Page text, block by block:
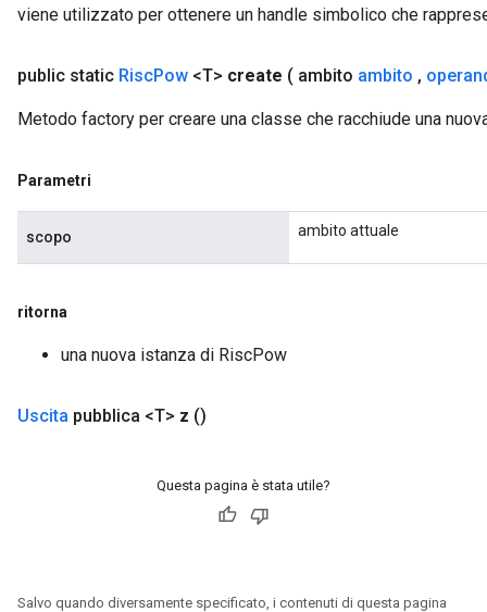
viene utilizzato per ottenere un handle simbolico che
public static RiscPow <T> create ( ambito ambito ,
Metodo factory per creare una classe che racchiude una
Parametri
scopo ambito attuale
ritorna
una nuova istanza di RiscPow
Uscita pubblica <T> z ()
Questa pagina è stata utile?
Salvo quando diversamente specificato, i contenuti di questa pagina